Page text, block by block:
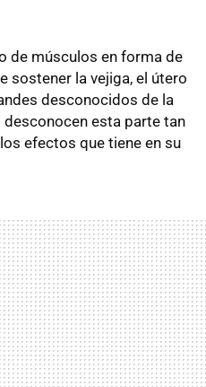
de músculos en forma de
sostener la vejiga, el útero
desconocidos de la
esta parte tan
efectos que tiene en su